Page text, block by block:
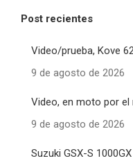
Post recientes
Video/prueba, Kove
9 de agosto de 2026
Video, en moto por el
9 de agosto de 2026
Suzuki GSX-S